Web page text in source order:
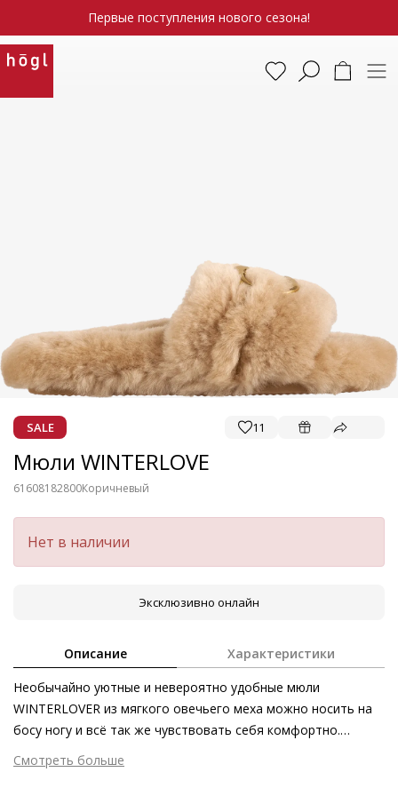
Первые поступления нового сезона!
SALE 11
Мюли WINTERLOVE
61608182800Коричневый
Нет в наличии
Эксклюзивно онлайн
Описание Характеристики
Необычайно уютные и невероятно удобные мюли
WINTERLOVER из мягкого овечьего меха можно носить на
босу ногу и всё так же чувствовать себя комфортно.
Изящный элемент модели – золотистая декоративная
цепочка на подъёме.
Смотреть больше